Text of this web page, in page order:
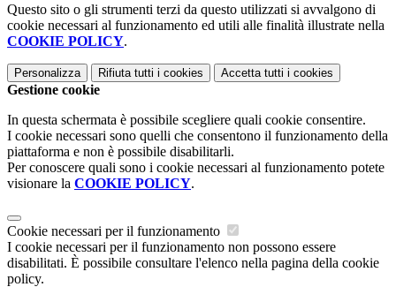
Questo sito o gli strumenti terzi da questo utilizzati si avvalgono di
cookie necessari al funzionamento ed utili alle finalità illustrate nella
COOKIE POLICY.
Personalizza Rifiuta tutti i cookies Accetta tutti i cookies
Gestione cookie
In questa schermata è possibile scegliere quali cookie consentire.
I cookie necessari sono quelli che consentono il funzionamento della
piattaforma e non è possibile disabilitarli.
Per conoscere quali sono i cookie necessari al funzionamento potete
visionare la COOKIE POLICY.
Cookie necessari per il funzionamento
I cookie necessari per il funzionamento non possono essere
disabilitati. È possibile consultare l'elenco nella pagina della cookie
policy.